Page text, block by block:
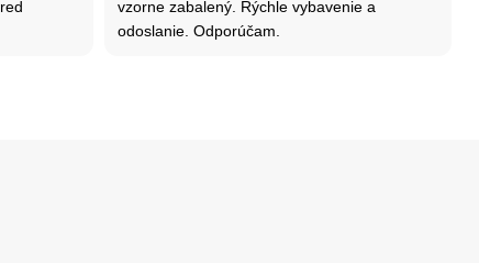
vzorne zabalený. Rýchle vybavenie a
odoslanie. Odporúčam.